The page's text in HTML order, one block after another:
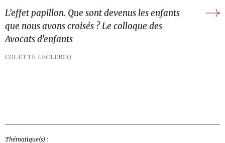
L’effet papillon. Que sont devenus les enfants
que nous avons croisés ? Le colloque des
Avocats d’enfants
COLETTE LECLERCQ
Thématique(s) :